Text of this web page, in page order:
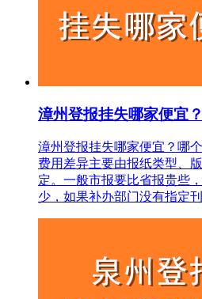
漳州登报挂失哪家便宜
漳州登报挂失哪家便宜？哪
费用差异主要由报纸类型、
定。一般市报要比省报贵些
少，如果补办部门没有指定